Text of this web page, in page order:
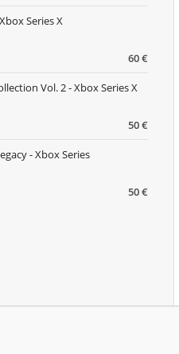
60 €
Series X
50 €
Vol. 2 - Xbox Series X
50 €
- Xbox Series